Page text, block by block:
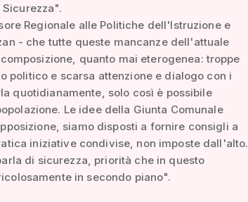
Regionale alle Politiche dell'Istruzione e
- che tutte queste mancanze dell'attuale
quanto mai eterogenea: troppe
politico e scarsa attenzione e dialogo con i
quotidianamente, solo così è possibile
Le idee della Giunta Comunale
siamo disposti a fornire consigli a
iniziative condivise, non imposte dall'alto.
di sicurezza, priorità che in questo
in secondo piano".